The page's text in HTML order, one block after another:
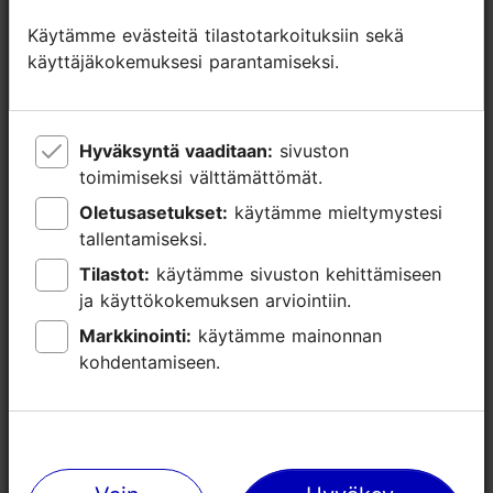
WLAN-alue
Lähellä olevia paikkoja
Käytämme evästeitä tilastotarkoituksiin sekä
käyttäjäkokemuksesi parantamiseksi.
Hyväksyntä vaaditaan:
toimimiseksi välttämättömät.
Oletusasetukset:
tallentamiseksi.
Tilastot:
ja käyttökokemuksen arviointiin.
Markkinointi:
kohdentamiseen.
Käytämme evästeitä tilastotarkoituksiin sekä
käyttäjäkokemuksesi parantamiseksi.
Hyväksyntä vaaditaan:
toimimiseksi välttämättömät.
Oletusasetukset:
tallentamiseksi.
Tilastot:
ja käyttökokemuksen arviointiin.
Markkinointi:
kohdentamiseen.